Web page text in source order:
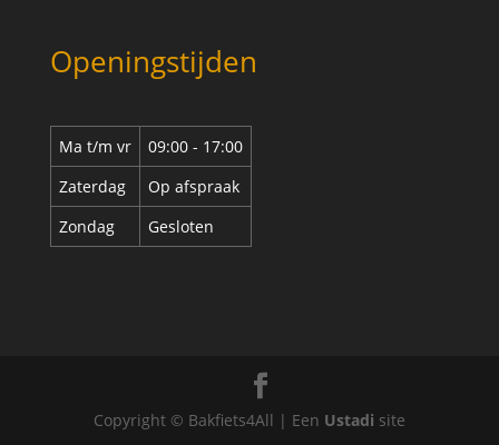
Openingstijden
Ma t/m vr
09:00 - 17:00
Zaterdag
Op afspraak
Zondag
Gesloten
Copyright © Bakfiets4All | Een Ustadi site